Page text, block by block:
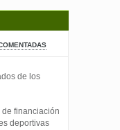
de los
financiación
deportivas